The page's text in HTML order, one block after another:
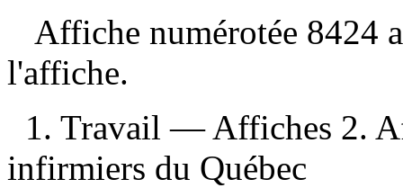
Affiche numérotée 8424
l'affiche.
1. Travail — Affiches 2.
infirmiers du Québec